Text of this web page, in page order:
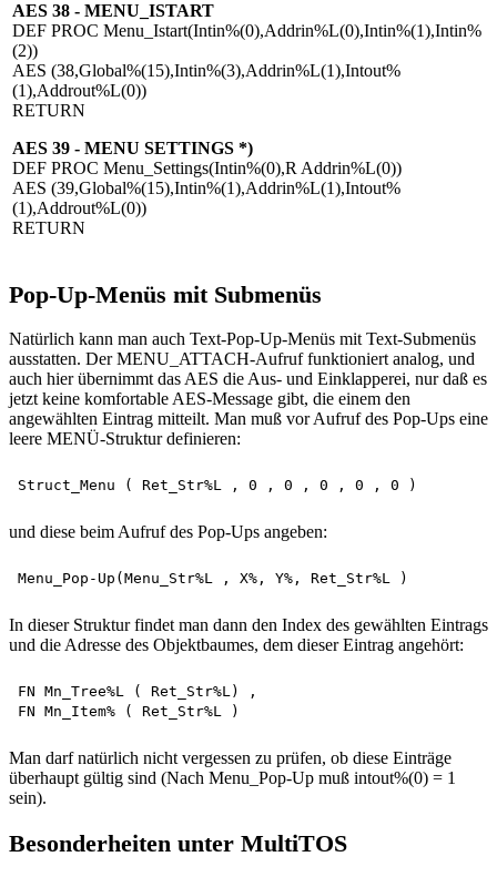
AES 38 - MENU_ISTART
DEF PROC Menu_Istart(Intin%(0),Addrin%L(0),Intin%(1),Intin%
(2))
AES (38,Global%(15),Intin%(3),Addrin%L(1),Intout%
(1),Addrout%L(0))
RETURN
AES 39 - MENU SETTINGS *)
DEF PROC Menu_Settings(Intin%(0),R Addrin%L(0))
AES (39,Global%(15),Intin%(1),Addrin%L(1),Intout%
(1),Addrout%L(0))
RETURN
Pop-Up-Menüs mit Submenüs
Natürlich kann man auch Text-Pop-Up-Menüs mit Text-Submenüs
ausstatten. Der MENU_ATTACH-Aufruf funktioniert analog, und
auch hier übernimmt das AES die Aus- und Einklapperei, nur daß es
jetzt keine komfortable AES-Message gibt, die einem den
angewählten Eintrag mitteilt. Man muß vor Aufruf des Pop-Ups eine
leere MENÜ-Struktur definieren:
und diese beim Aufruf des Pop-Ups angeben:
In dieser Struktur findet man dann den Index des gewählten Eintrags
und die Adresse des Objektbaumes, dem dieser Eintrag angehört:
FN Mn_Tree%L ( Ret_Str%L) ,
Man darf natürlich nicht vergessen zu prüfen, ob diese Einträge
überhaupt gültig sind (Nach Menu_Pop-Up muß intout%(0) = 1
sein).
Besonderheiten unter MultiTOS